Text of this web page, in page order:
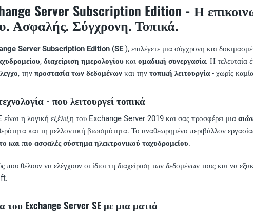
Server Subscription Edition - Η
Ασφαλής. Σύγχρονη. Τοπικά.
Server Subscription Edition (SE ), επιλέγετε μια σύγχρονη και
, διαχείριση ημερολογίου και ομαδική συνεργασία. Η τελευταία
, την προστασία των δεδομένων και την τοπική λειτουργία- χωρίς
- που λειτουργεί τοπικά
η λογική εξέλιξη του Exchange Server 2019 και σας προσφέρει μια
και τη μελλοντική βιωσιμότητα. Το αναθεωρημένο περιβάλλον
και πιο ασφαλές σύστημα ηλεκτρονικού ταχυδρομείου.
που θέλουν να ελέγχουν οι ίδιοι τη διαχείριση των δεδομένων τους και να
Exchange Server SE με μια ματιά